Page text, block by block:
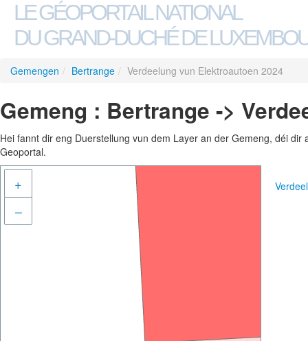
LE GÉOPORTAIL NATIONAL
DU GRAND-DUCHÉ DE
Gemengen / Bertrange / Verdeelung vun Elektroautoen 2024
Gemeng : Bertrange ->
Hei fannt dir eng Duerstellung vun dem Layer an der Gemeng, déi
Geoportal.
+
–